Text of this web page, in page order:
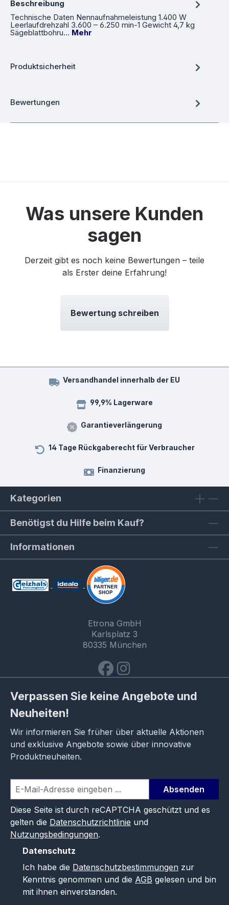
Beschreibung
Technische Daten Nennaufnahmeleistung 1.400 W
Leerlaufdrehzahl 3.600 – 6.250 min-1 Gewicht 4,7 kg
Sägeblattbohru… Mehr
Produktsicherheit
Bewertungen
Was unsere Kunden
sagen
Derzeit gibt es noch keine Bewertungen – teile
als Erster deine Erfahrung!
Bewertung schreiben
Versandhandel innerhalb der EU
99,9% Lagerware
Garantieverlängerung
14 Tage Rückgaberecht für Verbraucher
Finanzierung
Kategorien
Benötigst du Hilfe beim Kauf?
Informationen
Etrona GmbH
Karlsplatz 3
80335 München
Verpassen Sie keine Angebote und
Neuheiten!
Wir informieren Sie früher über aktuelle Aktionen
und exklusive Angebote sowie über innovative
Produktneuheiten.
Absenden
Diese Seite ist durch reCAPTCHA geschützt und es
gelten die Datenschutzrichtlinie und
Nutzungsbedingungen.
Datenschutz
Ich habe die Datenschutzbestimmungen zur
Kenntnis genommen und die AGB gelesen und bin
mit ihnen einverstanden.